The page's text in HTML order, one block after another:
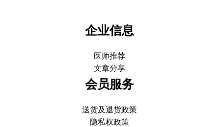
企业信息
医师推荐
文章分享
会员服务
送货及退货政策
隐私权政策